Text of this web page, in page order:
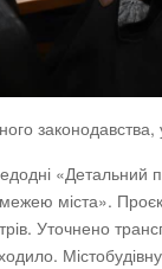
межею міста».
Уточнено